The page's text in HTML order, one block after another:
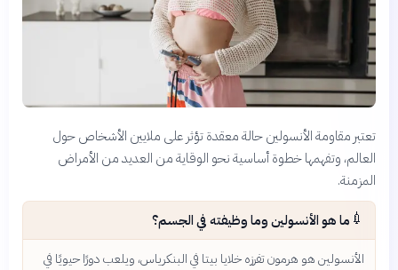
تعتبر مقاومة الأنسولين حالة معقدة تؤثر على ملايين الأشخاص حول
العالم، وتفهمها خطوة أساسية نحو الوقاية من العديد من الأمراض
المزمنة.
💉 ما هو الأنسولين وما وظيفته في الجسم؟
الأنسولين هو هرمون تفرزه خلايا بيتا في البنكرياس، ويلعب دورًا حيويًا في